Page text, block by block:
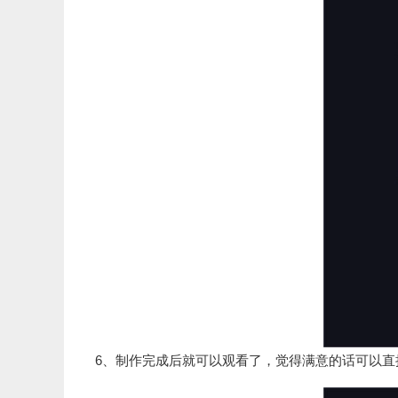
6、制作完成后就可以观看了，觉得满意的话可以